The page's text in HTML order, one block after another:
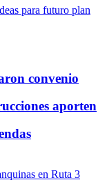
convenio
aporten